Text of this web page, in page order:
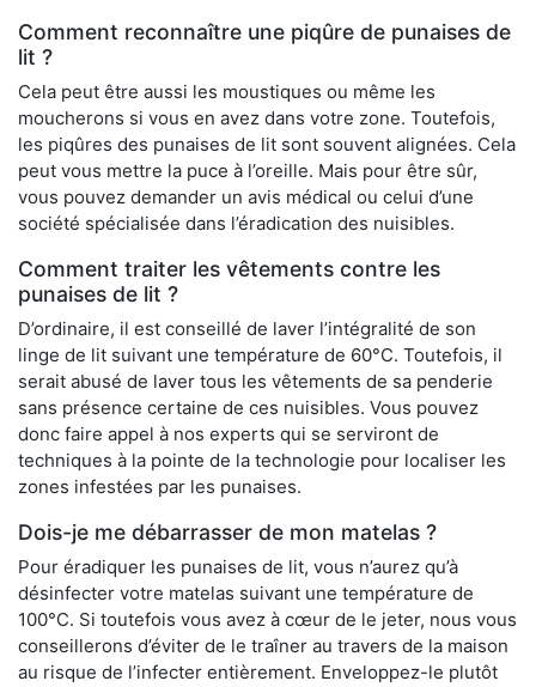
Comment reconnaître une piqûre de punaises de
lit ?
Cela peut être aussi les moustiques ou même les
moucherons si vous en avez dans votre zone. Toutefois,
les piqûres des punaises de lit sont souvent alignées. Cela
peut vous mettre la puce à l’oreille. Mais pour être sûr,
vous pouvez demander un avis médical ou celui d’une
société spécialisée dans l’éradication des nuisibles.
Comment traiter les vêtements contre les
punaises de lit ?
D’ordinaire, il est conseillé de laver l’intégralité de son
linge de lit suivant une température de 60°C. Toutefois, il
serait abusé de laver tous les vêtements de sa penderie
sans présence certaine de ces nuisibles. Vous pouvez
donc faire appel à nos experts qui se serviront de
techniques à la pointe de la technologie pour localiser les
zones infestées par les punaises.
Dois-je me débarrasser de mon matelas ?
Pour éradiquer les punaises de lit, vous n’aurez qu’à
désinfecter votre matelas suivant une température de
100°C. Si toutefois vous avez à cœur de le jeter, nous vous
conseillerons d’éviter de le traîner au travers de la maison
au risque de l’infecter entièrement. Enveloppez-le plutôt